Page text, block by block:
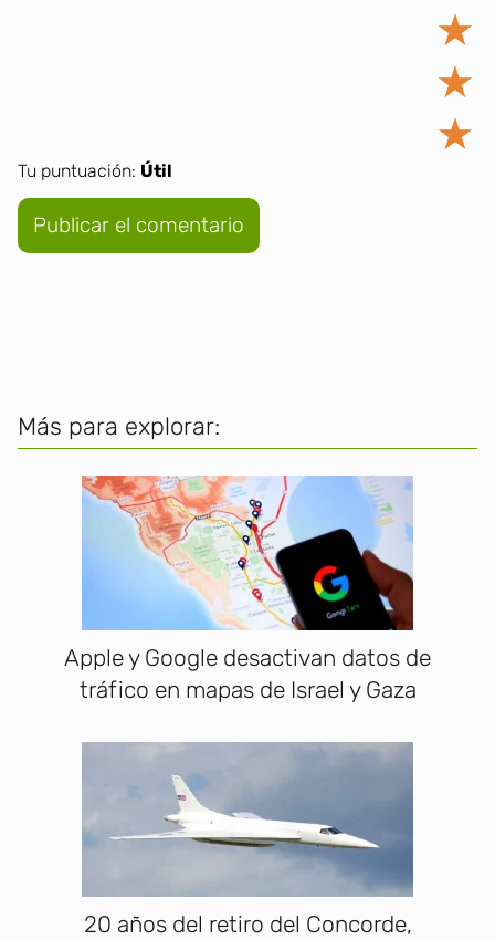
★
★
★
Tu puntuación: Útil
Más para explorar:
Apple y Google desactivan datos de
tráfico en mapas de Israel y Gaza
20 años del retiro del Concorde,